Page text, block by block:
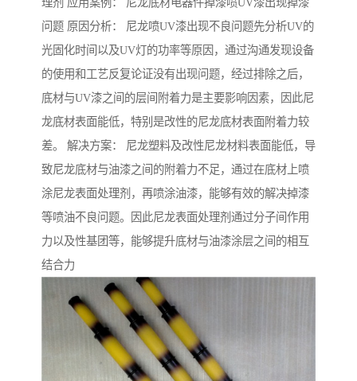
理剂 应用案例： 尼龙底材电器件掉漆喷UV漆出现掉漆
问题 原因分析： 尼龙喷UV漆出现不良问题先分析UV的
光固化时间以及UV灯的功率等原因，通过沟通发现设备
的使用和工艺反复论证没有出现问题，经过排除之后，
底材与UV漆之间的层间附着力是主要影响因素，因此尼
龙底材表面能低，特别是改性的尼龙底材表面附着力较
差。 解决方案： 尼龙塑料及改性尼龙材料表面能低，导
致尼龙底材与油漆之间的附着力不足，通过在底材上喷
涂尼龙表面处理剂，再喷涂油漆，能够有效的解决掉漆
等喷油不良问题。因此尼龙表面处理剂通过分子间作用
力以及性基团等，能够提升底材与油漆涂层之间的相互
结合力